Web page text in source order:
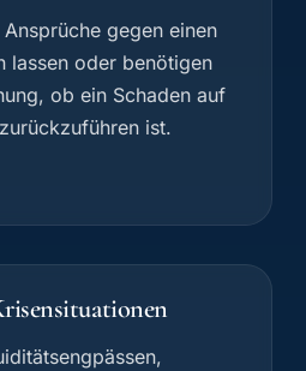
gegen einen
lassen oder benötigen
ob ein Schaden auf
ist.